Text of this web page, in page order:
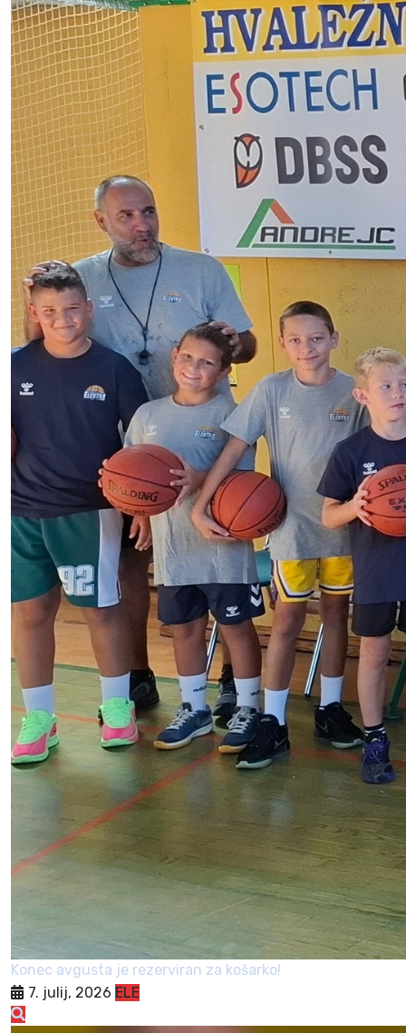
Konec avgusta je rezerviran za košarko!
7. julij, 2026 ELE